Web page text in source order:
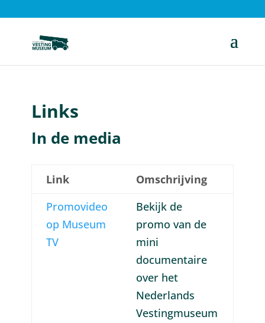
Links
In de media
Link
Omschrijving
Promovideo
op Museum
TV
Bekijk de
promo van de
mini
documentaire
over het
Nederlands
Vestingmuseum